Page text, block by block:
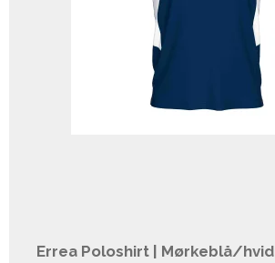
Errea Poloshirt | Mørkeblå/hvid